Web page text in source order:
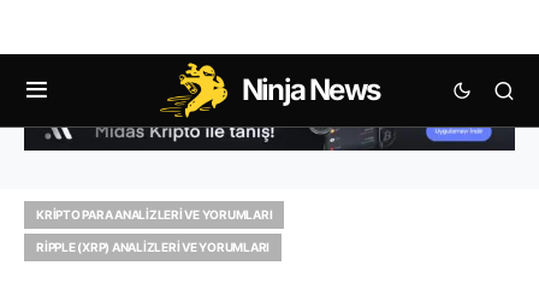
Ninja News
KRIPTO PARA ANALIZLERI VE YORUMLARI
RIPPLE (XRP) ANALIZLERI VE YORUMLARI